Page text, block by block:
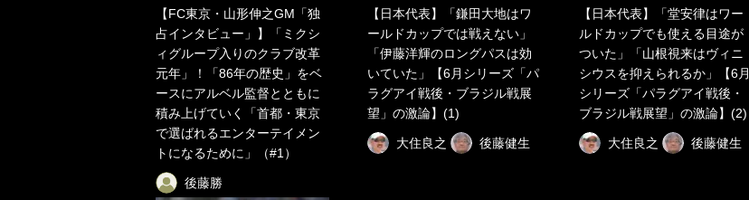
【FC東京・山形伸之GM「独
占インタビュー」】「ミクシ
ィグループ入りのクラブ改革
元年」！「86年の歴史」をベ
ースにアルベル監督とともに
積み上げていく「首都・東京
で選ばれるエンターテイメン
トになるために」（#1）
後藤勝
【日本代表】「鎌田大地はワ
ールドカップでは戦えない」
「伊藤洋輝のロングパスは効
いていた」【6月シリーズ「パ
ラグアイ戦後・ブラジル戦展
望」の激論】(1)
大住良之 後藤健生
【日本代表】「堂安律はワー
ルドカップでも使える目途が
ついた」「山根視来はヴィニ
シウスを抑えられるか」【6月
シリーズ「パラグアイ戦後・
ブラジル戦展望」の激論】(2)
大住良之 後藤健生